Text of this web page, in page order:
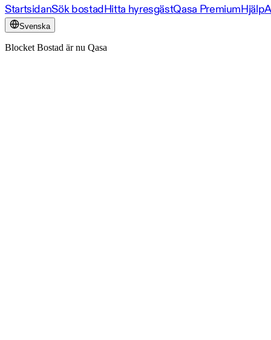
StartsidanSök bostadHitta hyresgästQasa PremiumHjälp
Svenska
Blocket Bostad är nu Qasa